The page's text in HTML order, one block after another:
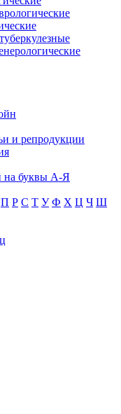
и репродукции
на буквы А-Я
П Р С Т У Ф Х Ц Ч Ш